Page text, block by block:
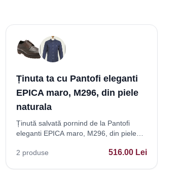
Ținuta ta cu Pantofi eleganti
EPICA maro, M296, din piele
naturala
Ținută salvată pornind de la Pantofi
eleganti EPICA maro, M296, din piele
2 produse 516.00 Lei